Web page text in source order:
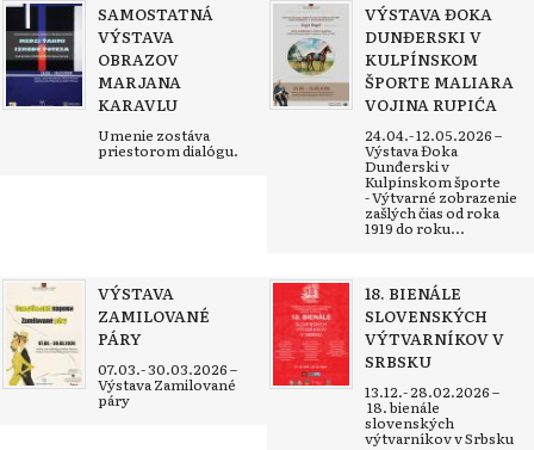
SAMOSTATNÁ
VÝSTAVA
OBRAZOV
MARJANA
KARAVLU
Umenie zostáva
priestorom dialógu.
VÝSTAVA ĐOKA
DUNĐERSKI V
KULPÍNSKOM
ŠPORTE MALIARA
VOJINA RUPIĆA
24.04.- 12.05.2026 –
Výstava Đoka
Dunđerski v
Kulpínskom športe
- Výtvarné zobrazenie
zašlých čias od roka
1919 do roku...
VÝSTAVA
ZAMILOVANÉ
PÁRY
07.03.- 30.03.2026 –
Výstava Zamilované
páry
18. BIENÁLE
SLOVENSKÝCH
VÝTVARNÍKOV V
SRBSKU
13.12.- 28.02.2026 –
18. bienále
slovenských
výtvarníkov v Srbsku